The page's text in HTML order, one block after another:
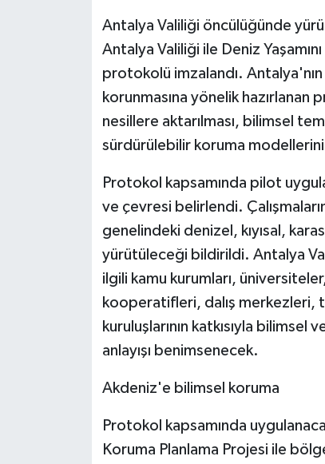
Antalya Valiliği öncülüğünde
Antalya Valiliği ile Deniz
protokolü imzalandı.
korunmasına yönelik
nesillere aktarılması, bilimsel
sürdürülebilir koruma
Protokol kapsamında pilot
ve çevresi belirlendi.
genelindeki denizel, kıyısal,
yürütüleceği bildirildi. Antalya
ilgili kamu kurumları,
kooperatifleri, dalış
kuruluşlarının katkısıyla bilimsel
anlayışı benimsenecek.
Akdeniz'e bilimsel koruma
Protokol kapsamında
Koruma Planlama Projesi ile